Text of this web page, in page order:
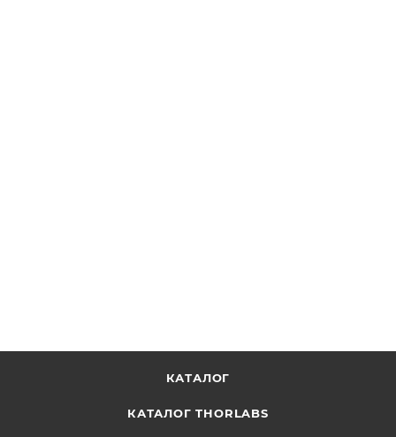
КАТАЛОГ
КАТАЛОГ THORLABS